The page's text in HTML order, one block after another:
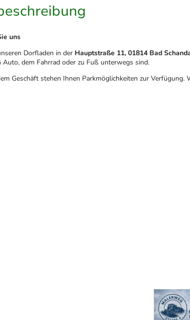
uns
Dorfladen in der Hauptstraße 11, 01814 Bad
Auto, dem Fahrrad oder zu Fuß unterwegs sind.
Geschäft stehen Ihnen Parkmöglichkeiten zur